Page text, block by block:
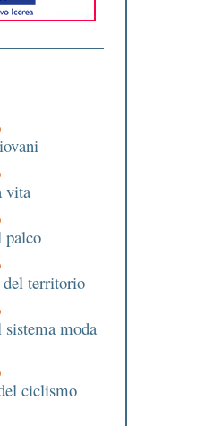
vita
palco
del territorio
moda
ciclismo